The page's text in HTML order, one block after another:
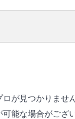
ページでは一部プ
が見つかりませ
能な場合がござ